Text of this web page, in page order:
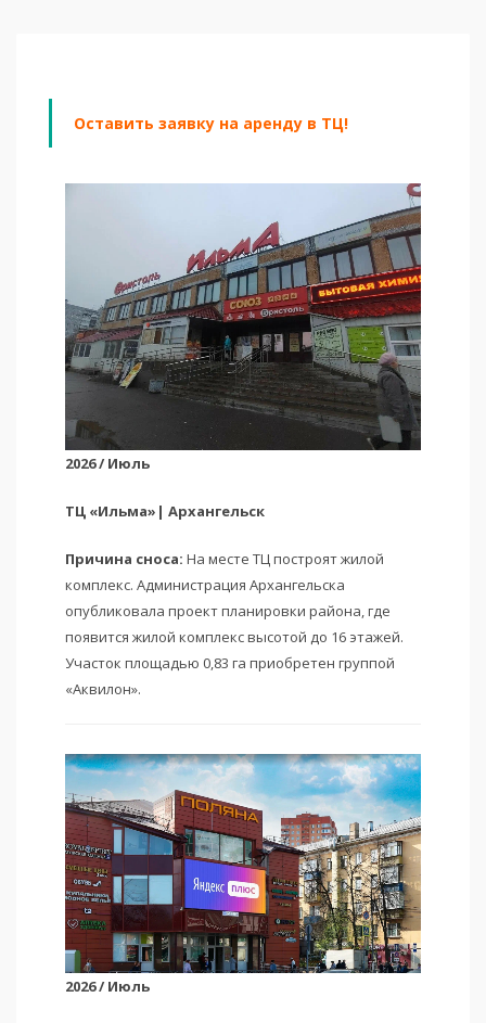
Оставить заявку на аренду в ТЦ!
2026 / Июль
ТЦ «Ильма»| Архангельск
Причина сноса: На месте ТЦ построят жилой
комплекс. Администрация Архангельска
опубликовала проект планировки района, где
появится жилой комплекс высотой до 16 этажей.
Участок площадью 0,83 га приобретен группой
«Аквилон».
2026 / Июль